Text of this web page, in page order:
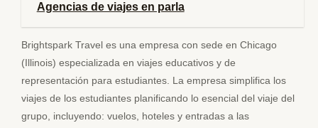
Agencias de viajes en parla
Brightspark Travel es una empresa con sede en Chicago
(Illinois) especializada en viajes educativos y de
representación para estudiantes. La empresa simplifica los
viajes de los estudiantes planificando lo esencial del viaje del
grupo, incluyendo: vuelos, hoteles y entradas a las